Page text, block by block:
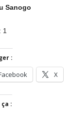
Sanogo
1
:
X
ça :